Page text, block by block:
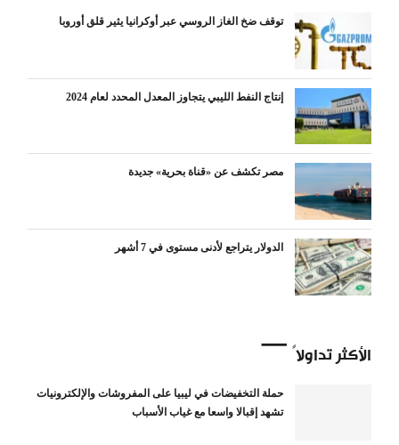
توقف ضخ الغاز الروسي عبر أوكرانيا يثير قلق أوروبا
إنتاج النفط الليبي يتجاوز المعدل المحدد لعام 2024
مصر تكشف عن «قناة بحرية» جديدة
الدولار يتراجع لأدنى مستوى في 7 أشهر
الأكثر تداولاً
حملة التخفيضات في ليبيا على المفروشات والإلكترونيات
تشهد إقبالا واسعا مع غياب الأسباب